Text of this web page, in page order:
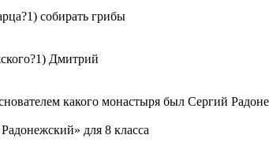
собирать грибы
Дмитрий
какого монастыря был Сергий
для 8 класса